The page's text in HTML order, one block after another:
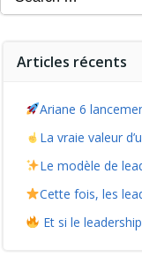
for:
Articles récents
Ariane 6
La vraie valeur
Le modèle de
Cette fois, les
Et si le